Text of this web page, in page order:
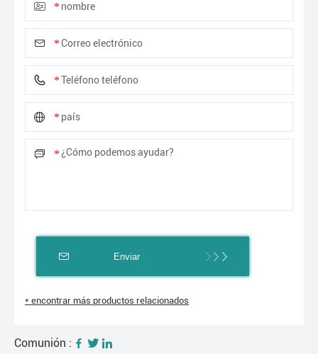
Enviar
* encontrar más productos relacionados
Comunión :